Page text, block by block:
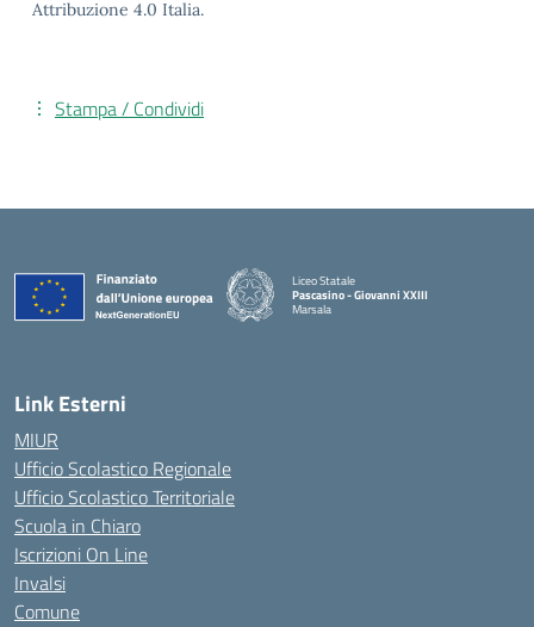
Attribuzione 4.0 Italia.
Stampa / Condividi
Liceo Statale
Pascasino - Giovanni XXIII
Marsala
Link Esterni
MIUR
Ufficio Scolastico Regionale
Ufficio Scolastico Territoriale
Scuola in Chiaro
Iscrizioni On Line
Invalsi
Comune